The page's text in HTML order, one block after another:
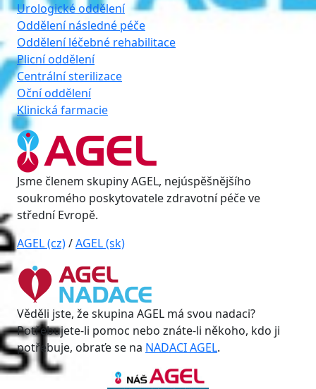
Urologické oddělení
Oddělení následné péče
Oddělení léčebné rehabilitace
Plicní oddělení
Centrální sterilizace
Oční oddělení
Klinická farmacie
Jsme členem skupiny AGEL, nejúspěšnějšího
soukromého poskytovatele zdravotní péče ve
střední Evropě.
AGEL (cz)/AGEL (sk)
Věděli jste, že skupina AGEL má svou nadaci?
Potřebujete-li pomoc nebo znáte-li někoho, kdo ji
potřebuje, obraťe se na NADACI AGEL.